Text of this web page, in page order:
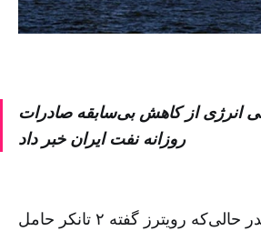
انرژی از کاهش بی‌سابقه صادرات
روزانه نفت ایران خبر داد
کویت: وائل مهدیدر حالی‌که رویترز گفته ۲ تانکر حامل